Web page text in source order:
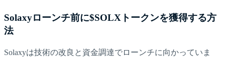
Solaxyローンチ前に$SOLXトークンを獲得する方
法
Solaxyは技術の改良と資金調達でローンチに向かっていま